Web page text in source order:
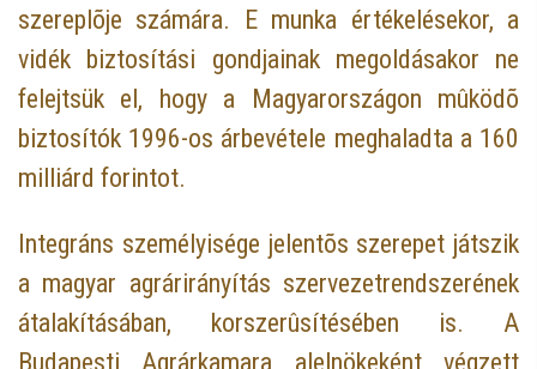
szereplõje számára. E munka értékelésekor, a
vidék biztosítási gondjainak megoldásakor ne
felejtsük el, hogy a Magyarországon mûködõ
biztosítók 1996-os árbevétele meghaladta a 160
milliárd forintot.
Integráns személyisége jelentõs szerepet játszik
a magyar agrárirányítás szervezetrendszerének
átalakításában, korszerûsítésében is. A
Budapesti Agrárkamara alelnökeként végzett